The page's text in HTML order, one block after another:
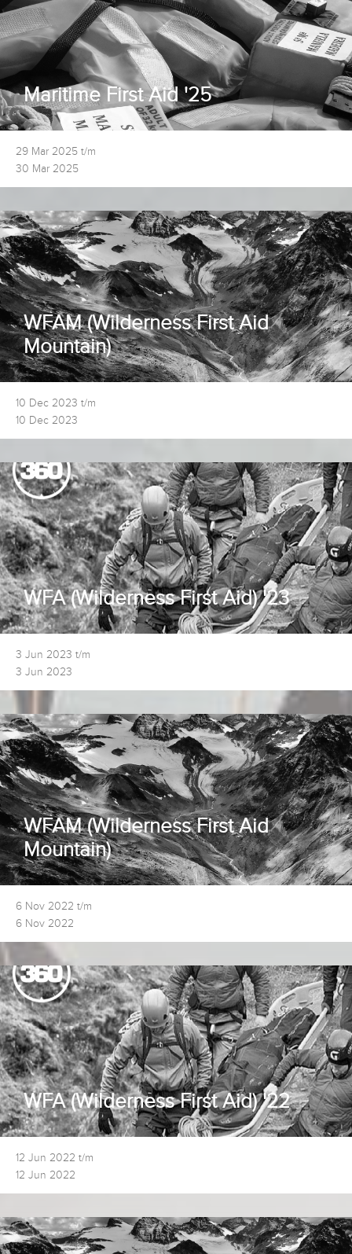
Maritime First Aid '25
29 Mar 2025 t/m
30 Mar 2025
WFAM (Wilderness First Aid
Mountain)
10 Dec 2023 t/m
10 Dec 2023
WFA (Wilderness First Aid) '23
3 Jun 2023 t/m
3 Jun 2023
WFAM (Wilderness First Aid
Mountain)
6 Nov 2022 t/m
6 Nov 2022
WFA (Wilderness First Aid) '22
12 Jun 2022 t/m
12 Jun 2022